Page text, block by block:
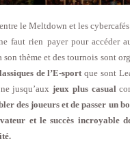
le Meltdown et les
faut rien payer pour accéder
son thème et des tournois sont
de l’E-sportque sont
jusqu’auxjeux plus casual
des joueurs et de passer un
et le succès incroyable